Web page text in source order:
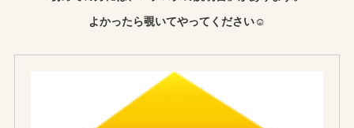
よかったら覗いてやってください☺︎